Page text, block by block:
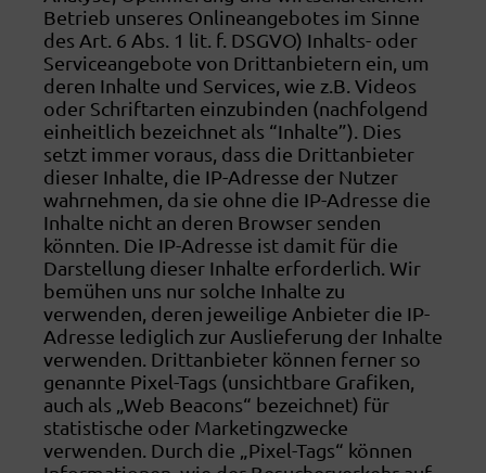
Betrieb unseres Onlineangebotes im Sinne
des Art. 6 Abs. 1 lit. f. DSGVO) Inhalts- oder
Serviceangebote von Drittanbietern ein, um
deren Inhalte und Services, wie z.B. Videos
oder Schriftarten einzubinden (nachfolgend
einheitlich bezeichnet als “Inhalte”). Dies
setzt immer voraus, dass die Drittanbieter
dieser Inhalte, die IP-Adresse der Nutzer
wahrnehmen, da sie ohne die IP-Adresse die
Inhalte nicht an deren Browser senden
könnten. Die IP-Adresse ist damit für die
Darstellung dieser Inhalte erforderlich. Wir
bemühen uns nur solche Inhalte zu
verwenden, deren jeweilige Anbieter die IP-
Adresse lediglich zur Auslieferung der Inhalte
verwenden. Drittanbieter können ferner so
genannte Pixel-Tags (unsichtbare Grafiken,
auch als „Web Beacons“ bezeichnet) für
statistische oder Marketingzwecke
verwenden. Durch die „Pixel-Tags“ können